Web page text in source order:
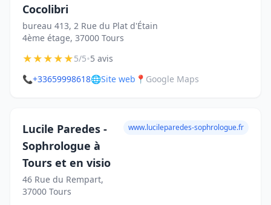
Cocolibri
bureau 413, 2 Rue du Plat d'Étain
4ème étage, 37000 Tours
★★★★★5/5•5 avis
📞+33659998618🌐Site web 📍 Google Maps
Lucile Paredes -
Sophrologue à
Tours et en visio
46 Rue du Rempart,
37000 Tours
www.lucileparedes-sophrologue.fr